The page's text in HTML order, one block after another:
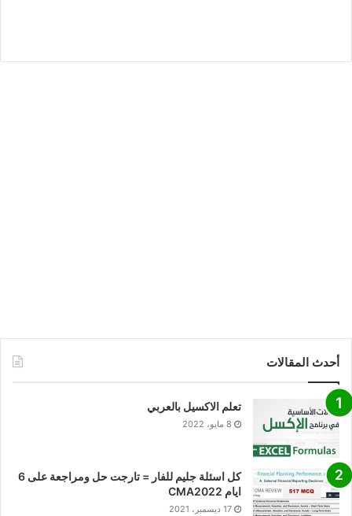
أحدث المقالات
تعلم الاكسيل بالعربي
8 مايو، 2022
كل اسئلة جليم للفار = تارجت حل ومراجعة على 6
ايام CMA2022
17 ديسمبر، 2021